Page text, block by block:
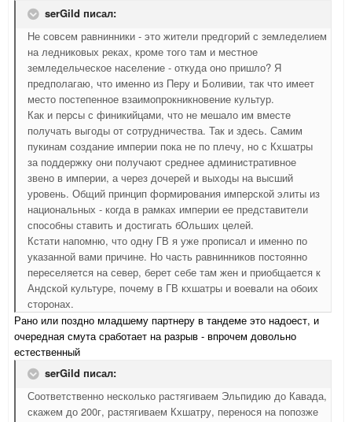
serGild писал:
Не совсем равнинники - это жители предгорий с земледелием
на ледниковых реках, кроме того там и местное
земледельческое население - откуда оно пришло? Я
предполагаю, что именно из Перу и Боливии, так что имеет
место постепенное взаимопрокникновение культур.
Как и персы с финикийцами, что не мешало им вместе
получать выгоды от сотрудничества. Так и здесь. Самим
пукинам создание империи пока не по плечу, но с Кхшатры
за поддержку они получают среднее административное
звено в империи, а через дочерей и выходы на высший
уровень. Общий принцип формирования имперской элиты из
национальных - когда в рамках империи ее представители
способны ставить и достигать бОльших целей.
Кстати напомню, что одну ГВ я уже прописал и именно по
указанной вами причине. Но часть равнинников постоянно
переселяется на север, берет себе там жен и приобщается к
Андской культуре, почему в ГВ кхшатры и воевали на обоих
сторонах.
Рано или поздно младшему партнеру в тандеме это надоест, и
очередная смута сработает на разрыв - впрочем довольно
естественный
serGild писал:
Соответственно несколько растягиваем Эльпидию до Кавада,
скажем до 200г, растягиваем Кхшатру, перенося на попозже